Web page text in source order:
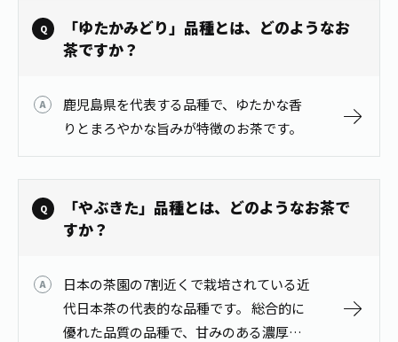
「ゆたかみどり」品種とは、どのようなお
茶ですか？
鹿児島県を代表する品種で、ゆたかな香
りとまろやかな旨みが特徴のお茶です。
「やぶきた」品種とは、どのようなお茶で
すか？
日本の茶園の7割近くで栽培されている近
代日本茶の代表的な品種です。 総合的に
優れた品質の品種で、甘みのある濃厚な